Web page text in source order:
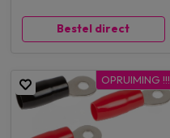
Bestel direct
OPRUIMING !!!